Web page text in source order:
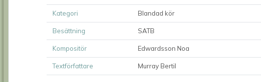
Kategori Blandad kör
Besättning SATB
Kompositör Edwardsson Noa
Textförfattare Murray Bertil